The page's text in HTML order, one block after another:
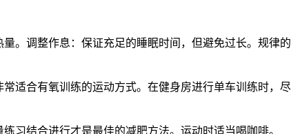
。调整作息：保证充足的睡眠时间，但避免过长。规律的
适合有氧训练的运动方式。在健身房进行单车训练时，尽
习结合进行才是最佳的减肥方法。运动时适当喝咖啡。